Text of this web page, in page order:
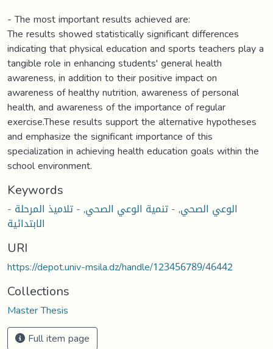
- The most important results achieved are:
The results showed statistically significant differences
indicating that physical education and sports teachers play a
tangible role in enhancing students' general health
awareness, in addition to their positive impact on
awareness of healthy nutrition, awareness of personal
health, and awareness of the importance of regular
exercise.These results support the alternative hypotheses
and emphasize the significant importance of this
specialization in achieving health education goals within the
school environment.
Keywords
- الوعي الصحي,- تنمية الوعي الصحي,- تلاميذ المرحلة
الابتدائية
URI
https://depot.univ-msila.dz/handle/123456789/46442
Collections
Master Thesis
Full item page